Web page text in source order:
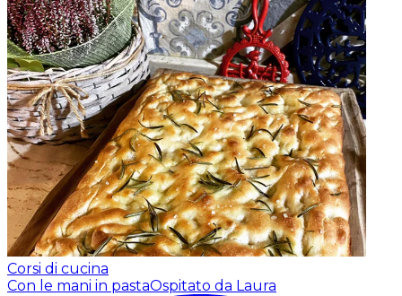
Corsi di cucina
Con le mani in pastaOspitato da Laura